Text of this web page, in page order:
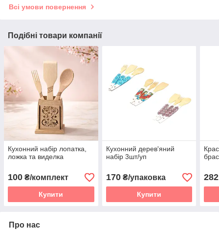
Всі умови повернення
Подібні товари компанії
Кухонний набір лопатка,
ложка та виделка
100 ₴/комплект
Купити
Кухонний дерев'яний
набір 3шт/уп
170₴/упаковка
Купити
282
Про нас